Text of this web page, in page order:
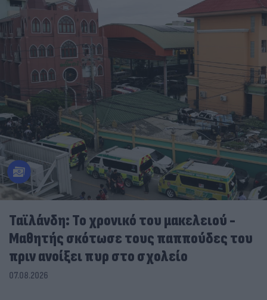
Ταϊλάνδη: Το χρονικό του μακελειού -
Μαθητής σκότωσε τους παππούδες του
πριν ανοίξει πυρ στο σχολείο
07.08.2026